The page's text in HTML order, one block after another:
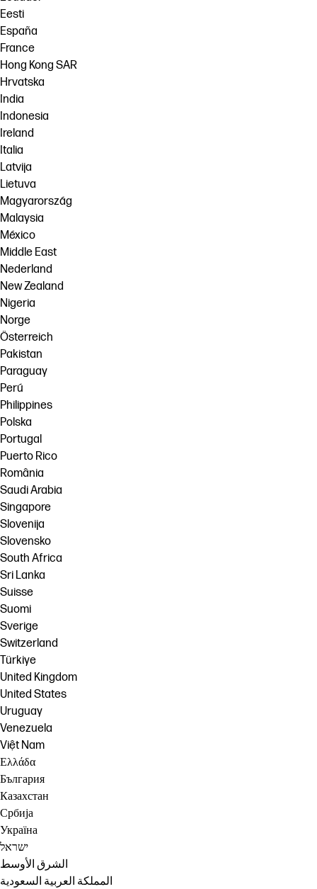
Eesti
España
France
Hong Kong SAR
Hrvatska
India
Indonesia
Ireland
Italia
Latvija
Lietuva
Magyarország
Malaysia
México
Middle East
Nederland
New Zealand
Nigeria
Norge
Österreich
Pakistan
Paraguay
Perú
Philippines
Polska
Portugal
Puerto Rico
România
Saudi Arabia
Singapore
Slovenija
Slovensko
South Africa
Sri Lanka
Suisse
Suomi
Sverige
Switzerland
Türkiye
United Kingdom
United States
Uruguay
Venezuela
Việt Nam
Ελλάδα
България
Казахстан
Србија
Україна
ישראל
الشرق الأوسط
المملكة العربية السعودية